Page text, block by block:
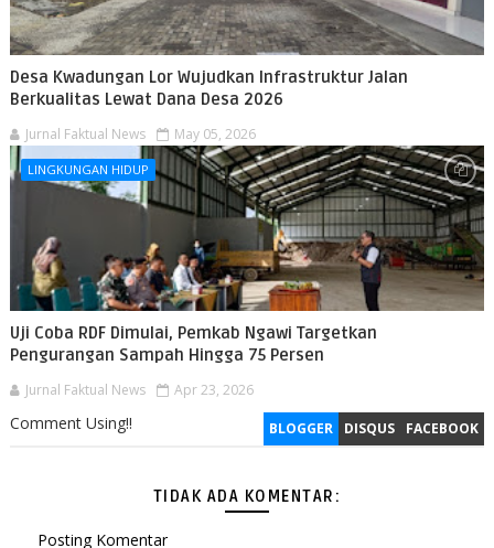
Desa Kwadungan Lor Wujudkan Infrastruktur Jalan
Berkualitas Lewat Dana Desa 2026
Jurnal Faktual News May 05, 2026
LINGKUNGAN HIDUP
Uji Coba RDF Dimulai, Pemkab Ngawi Targetkan
Pengurangan Sampah Hingga 75 Persen
Jurnal Faktual News Apr 23, 2026
BLOGGER DISQUS FACEBOOK
Comment Using!!
TIDAK ADA KOMENTAR:
Posting Komentar